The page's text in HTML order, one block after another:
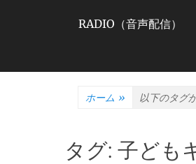
RADIO（音声配信）
ホーム » 以下のタグ
タグ: 子ども